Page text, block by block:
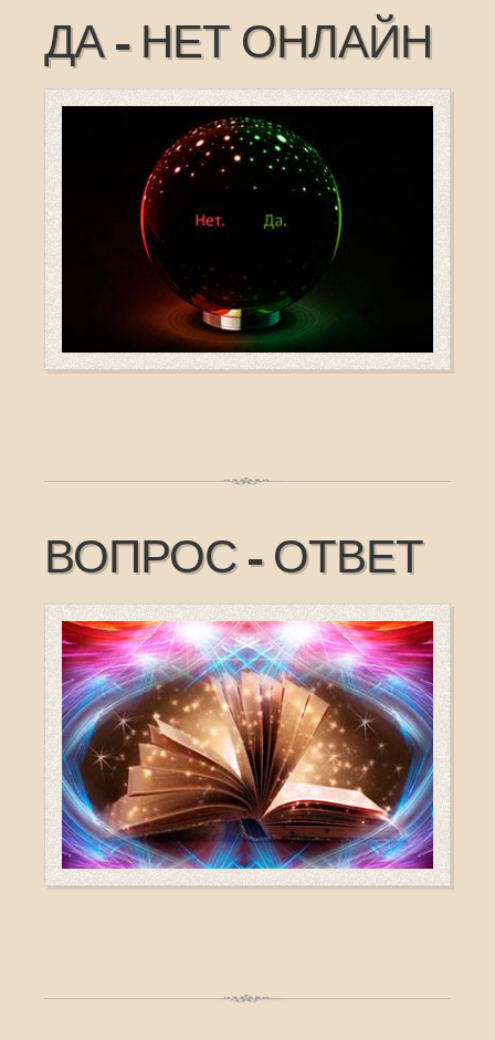
ДА - НЕТ ОНЛАЙН
ВОПРОС - ОТВЕТ